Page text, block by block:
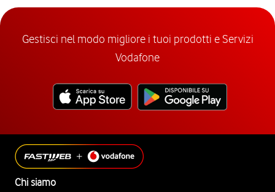
Gestisci nel modo migliore i tuoi prodotti e Servizi
Vodafone
Chi siamo